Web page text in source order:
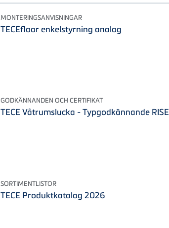
MONTERINGSANVISNINGAR
TECEfloor enkelstyrning analog
GODKÄNNANDEN OCH CERTIFIKAT
TECE Våtrumslucka - Typgodkännande RISE
SORTIMENTLISTOR
TECE Produktkatalog 2026